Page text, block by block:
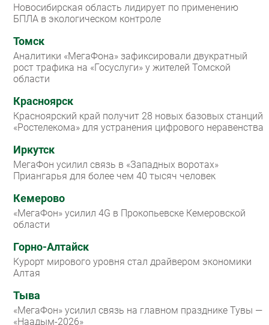
Новосибирская область лидирует по применению
БПЛА в экологическом контроле
Томск
Аналитики «МегаФона» зафиксировали двукратный
рост трафика на «Госуслуги» у жителей Томской
области
Красноярск
Красноярский край получит 28 новых базовых станций
«Ростелекома» для устранения цифрового неравенства
Иркутск
МегаФон усилил связь в «Западных воротах»
Приангарья для более чем 40 тысяч человек
Кемерово
«МегаФон» усилил 4G в Прокопьевске Кемеровской
области
Горно-Алтайск
Курорт мирового уровня стал драйвером экономики
Алтая
Тыва
«МегаФон» усилил связь на главном празднике Тувы —
«Наадым-2026»